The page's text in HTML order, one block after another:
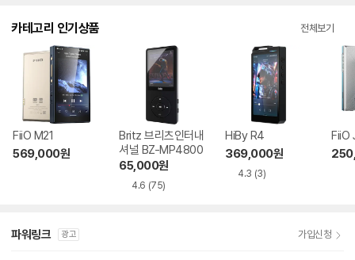
카테고리 인기상품 전체보기
FiiO M21
569,000원
Britz 브리츠인터내
셔널 BZ-MP4800
65,000원
4.6 (75)
HiBy R4
369,000원
4.3 (3)
FiiO
파워링크 광고 가입신청